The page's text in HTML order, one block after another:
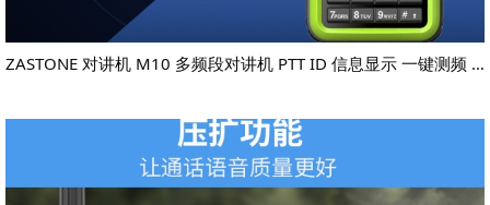
ZASTONE 对讲机 M10 多频段对讲机 PTT ID 信息显示 一键测频 业余无线对讲机